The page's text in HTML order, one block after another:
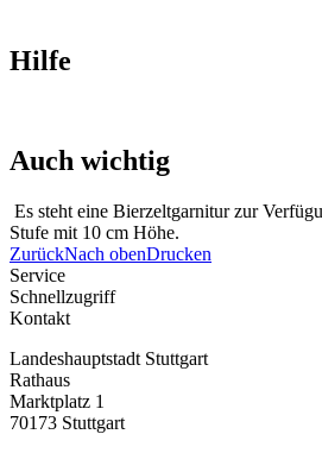
Hilfe
Auch wichtig
Es steht eine Bierzeltgarnitur zur
Stufe mit 10 cm Höhe.
ZurückNach obenDrucken
Service
Schnellzugriff
Kontakt
Landeshauptstadt Stuttgart
Rathaus
Marktplatz 1
70173 Stuttgart